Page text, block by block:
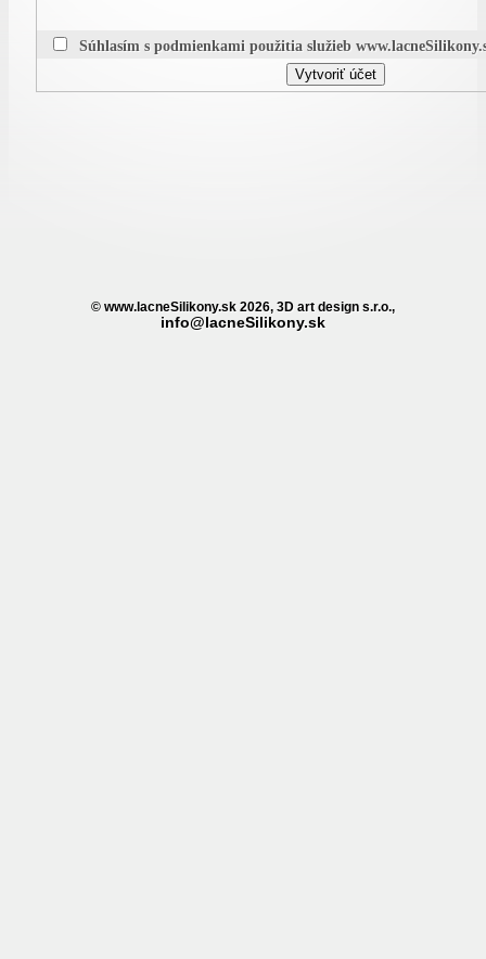
Súhlasím s podmienkami použitia služieb
© www.lacneSilikony.sk 2026, 3D art design s.r.o.,
info@lacneSilikony.sk